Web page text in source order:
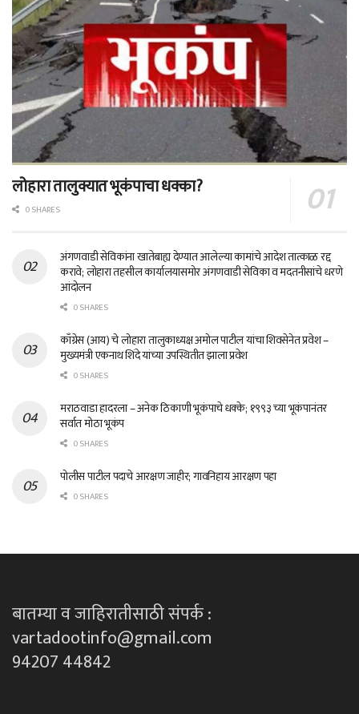
लोहारा तालुक्यात भूकंपाचा धक्का?
0 SHARES
अंगणवाडी सेविकांना खातेबाह्य देण्यात आलेल्या कामांचे आदेश तात्काळ रद्द
करावे; लोहारा तहसील कार्यालयासमोर अंगणवाडी सेविका व मदतनीसांचे धरणे
आंदोलन
0 SHARES
काँग्रेस (आय) चे लोहारा तालुकाध्यक्ष अमोल पाटील यांचा शिवसेनेत प्रवेश –
मुख्यमंत्री एकनाथ शिंदे यांच्या उपस्थितीत झाला प्रवेश
0 SHARES
मराठवाडा हादरला – अनेक ठिकाणी भूकंपाचे धक्के; १९९३ च्या भूकंपानंतर
सर्वात मोठा भूकंप
0 SHARES
पोलीस पाटील पदाचे आरक्षण जाहीर; गावनिहाय आरक्षण पहा
0 SHARES
बातम्या व जाहिरातीसाठी संपर्क :
vartadootinfo@gmail.com
94207 44842